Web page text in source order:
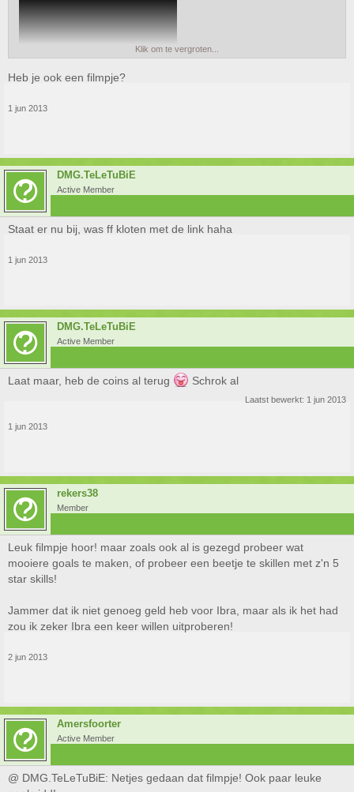
Idee was om gewoon echt in divisie 1 te spelen en langdurig te testen en
realistisch gezien en niet die suffe roulettes of longshots die 1x uit de 100x
raak zijn. Ben niet echt de typische divisie 1 speler (vind ik zelf). Vind het
leuk om te dribbelen en ben er ook erg goed in.[/noparse]
Klik om te vergroten...
Heb je ook een filmpje?
1 jun 2013
DMG.TeLeTuBiE
Active Member
Staat er nu bij, was ff kloten met de link haha
1 jun 2013
DMG.TeLeTuBiE
Active Member
Laat maar, heb de coins al terug Schrok al
Laatst bewerkt: 1 jun 2013
1 jun 2013
rekers38
Member
Leuk filmpje hoor! maar zoals ook al is gezegd probeer wat
mooiere goals te maken, of probeer een beetje te skillen met z'n 5
star skills!
Jammer dat ik niet genoeg geld heb voor Ibra, maar als ik het had
zou ik zeker Ibra een keer willen uitproberen!
2 jun 2013
Amersfoorter
Active Member
@ DMG.TeLeTuBiE: Netjes gedaan dat filmpje! Ook paar leuke